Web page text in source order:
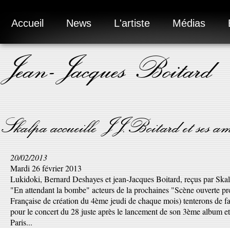
Accueil News L'artiste Médias
Jean-Jacques Boitard
Skalpa accueille JJ.Boitard et ses
20/02/2013
Mardi 26 février 2013
Lukidoki, Bernard Deshayes et jean-Jacques Boitard, reçus par
"En attendant la bombe" acteurs de la prochaines "Scène ouverte
Française de création du 4ème jeudi de chaque mois) tenterons
pour le concert du 28 juste après le lancement de son 3ème album
Paris...